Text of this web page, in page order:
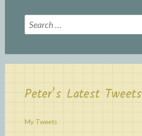
Search
for:
Peter’s Latest Tweets
My Tweets